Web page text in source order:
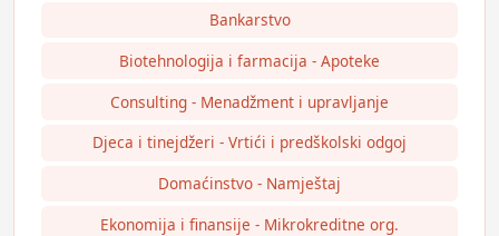
Bankarstvo
Biotehnologija i farmacija - Apoteke
Consulting - Menadžment i upravljanje
Djeca i tinejdžeri - Vrtići i predškolski odgoj
Domaćinstvo - Namještaj
Ekonomija i finansije - Mikrokreditne org.